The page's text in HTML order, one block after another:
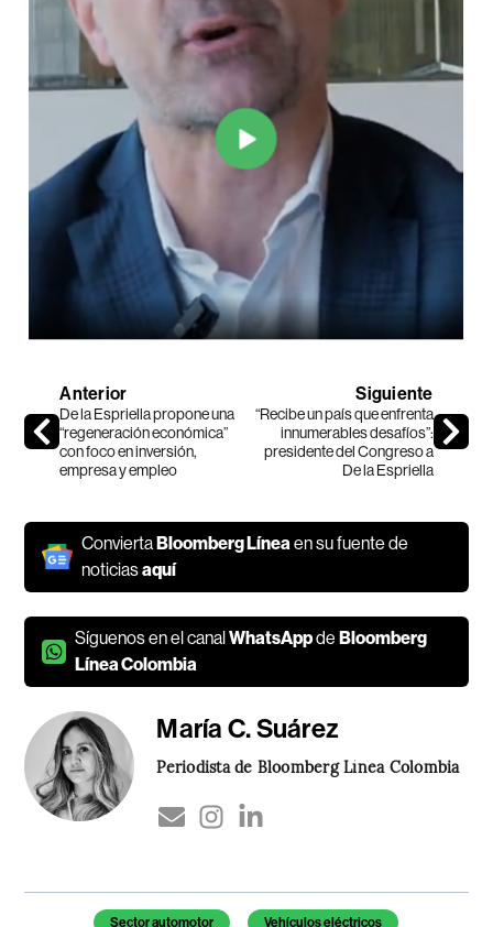
Anterior
De la Espriella propone una
“regeneración económica”
con foco en inversión,
empresa y empleo
Siguiente
“Recibe un país que enfrenta
innumerables desafíos”:
presidente del Congreso a
De la Espriella
ConviertaBloomberg Línea en su fuente de
noticiasaquí
Síguenos en el canalWhatsAppdeBloomberg
Línea Colombia
María C. Suárez
Periodista de Bloomberg Línea Colombia
Temas de este artículo
Sector automotor Vehículos eléctricos